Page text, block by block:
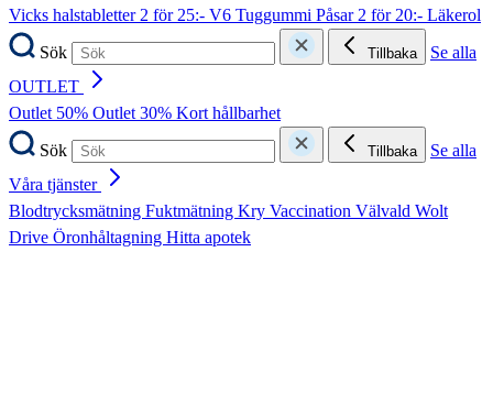
Vicks halstabletter2 för 25:- V6 Tuggummi Påsar2 för 20:- Läkerol
Sök
Tillbaka
Se alla
OUTLET
Outlet 50% Outlet 30% Kort hållbarhet
Sök
Tillbaka
Se alla
Våra tjänster
Blodtrycksmätning Fuktmätning Kry Vaccination Välvald Wolt
Drive Öronhåltagning Hitta apotek